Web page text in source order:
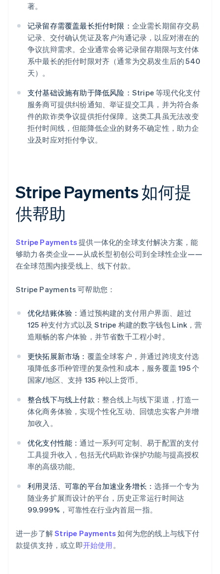
著。
记录留存需覆盖最长拒付时限： 企业需长期留存交易
记录、交付确认凭证及客户沟通记录，以应对潜在的
争议抗辩需求。企业通常会将记录留存期限与支付体
系中最长的拒付时限对齐（通常为交易发生后的 540
天）。
支付基础设施有助于降低风险： Stripe 等现代化支付
服务商可提供纠纷通知、举证提交工具，并为符合条
件的欺诈类争议提供拒付保障。这类工具虽无法改变
拒付时间线，但能降低企业的财务不确定性，助力企
业及时应对拒付争议。
Stripe Payments 如何提
供帮助
Stripe Payments提供一体化的全球支付解决方案，能
够助力各类企业——从成长型初创公司到全球性企业——
在全球范围内接受线上、线下付款。
Stripe Payments 可帮助您：
优化结账体验：通过预构建的支付用户界面、超过
125 种支付方式以及 Stripe 构建的数字钱包 Link，营
造顺畅的客户体验，并节省数千工程小时。
更快拓展新市场： 覆盖全球客户，并通过跨境支付选
项降低多币种管理的复杂性和成本，服务覆盖 195 个
国家/地区、支持 135 种以上货币。
整合线下与线上付款： 整合线上与线下渠道，打造一
体化商务体验，实现个性化互动、回馈忠实客户并增
加收入。
优化支付性能：通过一系列可定制、易于配置的支付
工具提升收入，包括无代码欺诈保护功能与提高授权
率的高级功能。
利用灵活、可靠的平台加速业务增长：选择一个专为
随业务扩展而设计的平台，历史正常运行时间达
99.999%，可靠性在行业内首屈一指。
进一步了解Stripe Payments如何为您的线上与线下付
款提供支持，或立即开始使用。
English
爱尔兰
English
English
奥地利
Deutsch English
澳大利亚
巴西
PortuguêsEnglish